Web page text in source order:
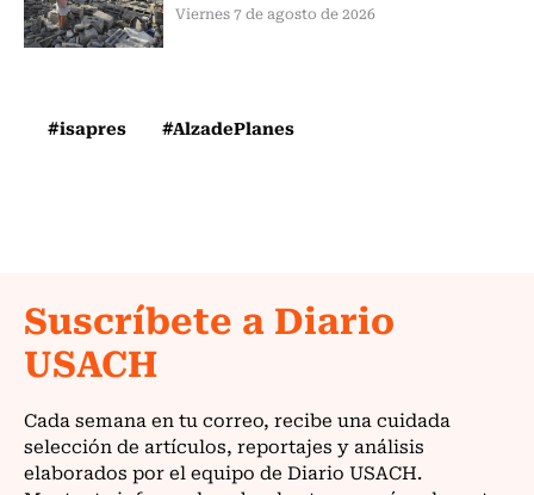
Viernes 7 de agosto de 2026
#isapres #AlzadePlanes